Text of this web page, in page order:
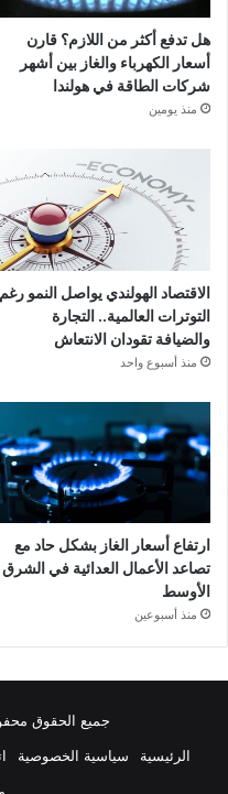
هل تدفع أكثر من اللازم؟ قارن
أسعار الكهرباء والغاز بين أشهر
شركات الطاقة في هولندا
منذ يومين
الاقتصاد الهولندي يواصل النمو رغم
التوترات العالمية.. التجارة
والضيافة تقودان الانتعاش
منذ أسبوع واحد
ارتفاع أسعار الغاز بشكل حاد مع
تصاعد الأعمال العدائية في الشرق
الأوسط
منذ أسبوعين
جميع الحقوق
الرئيسية
سياسية الخصوصية